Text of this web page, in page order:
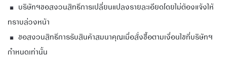
บริษัทฯขอสงวนสิทธิ์การเปลี่ยนแปลงรายละเอียดโดยไม่ต้องแจ้งให้
ทราบล่วงหน้า
ขอสงวนสิทธิ์การรับสินค้าสมนาคุณเมื่อสั่งซื้อตามเงื่อนไขที่บริษัทฯ
กำหนดเท่านั้น